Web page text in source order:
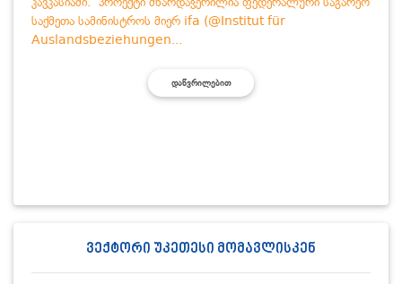
საქმეთა სამინისტროს მიერ ifa (@Institut für
Auslandsbeziehungen...
ᲓᲐᲬᲕᲠᲘᲚᲔᲑᲘᲗ
ვექტორი უკეთესი მომავლისკენ